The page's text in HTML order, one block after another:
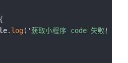
{
. log( '获取小程序 code 失败！'